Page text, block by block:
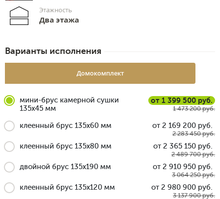
Этажность
Два этажа
Варианты исполнения
Домокомплект
мини-брус камерной сушки
135x45 мм
от 1 399 500 руб.
1 473 200 руб.
клеенный брус 135x60 мм от 2 169 200 руб.
2 283 450 руб.
клеенный брус 135x80 мм от 2 365 150 руб.
2 489 700 руб.
двойной брус 135x190 мм от 2 910 950 руб.
3 064 250 руб.
клеенный брус 135x120 мм от 2 980 900 руб.
3 137 900 руб.